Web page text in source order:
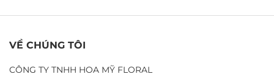
VỀ CHÚNG TÔI
CÔNG TY TNHH HOA MỸ FLORAL